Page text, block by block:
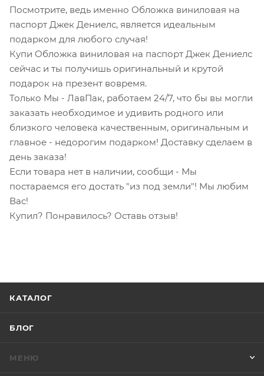
Посмотрите, ведь именно Обложка виниловая на
паспорт Джек Дениелс, является идеальным
подарком для любого случая!
Купи Обложка виниловая на паспорт Джек Дениелс
сейчас и ты получишь оригинальный и крутой
подарок на презент вовремя.
Только Мы - ЛавПак, работаем 24/7, что бы вы могли
заказать необходимое и удивить родного или
близкого человека качественным, оригинальным и
главное - недорогим подарком! Доставку сделаем в
день заказа!
Если товара нет в наличии, сообщи - Мы
постараемся его достать "из под земли"! Мы любим
Вас!
Купил? Понравилось? Оставь отзыв!
КАТАЛОГ
БЛОГ
МЕНЮ